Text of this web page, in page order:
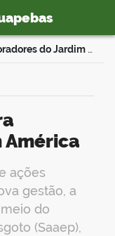
Adeus carro-pipa para moradores do Jardim América
América
gestão, a
do
(Saaep),